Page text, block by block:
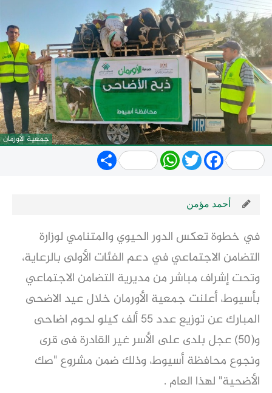
جمعية الأورمان
Share WhatsApp
TwitterFacebook
أحمد مؤمن
في خطوة تعكس الدور الحيوي والمتنامي لوزارة
التضامن الاجتماعي في دعم الفئات الأولى بالرعاية،
وتحت إشراف مباشر من مديرية التضامن الاجتماعي
بأسيوط، أعلنت جمعية الأورمان خلال عيد الاضحى
المبارك عن توزيع عدد 55 ألف كيلو لحوم اضاحى
و(50) عجل بلدى على الأسر غير القادرة فى قرى
ونجوع محافظة أسيوط، وذلك ضمن مشروع "صك
الأضحية" لهذا العام .